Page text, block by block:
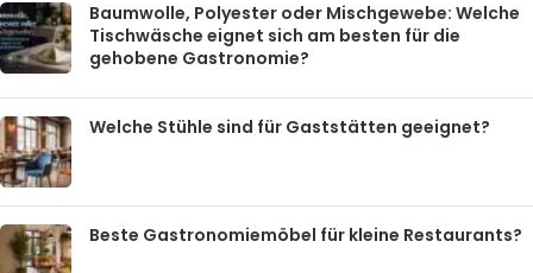
Baumwolle, Polyester oder Mischgewebe: Welche
Tischwäsche eignet sich am besten für die
gehobene Gastronomie?
Welche Stühle sind für Gaststätten geeignet?
Beste Gastronomiemöbel für kleine Restaurants?